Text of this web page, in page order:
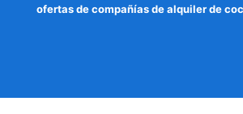
ofertas de compañías de alquiler de